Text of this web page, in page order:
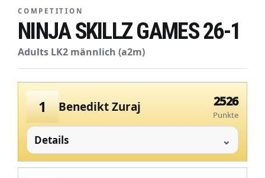
COMPETITION
NINJA SKILLZ GAMES 26-1
Adults LK2 männlich (a2m)
1 Benedikt Zuraj 2526
Punkte
Details